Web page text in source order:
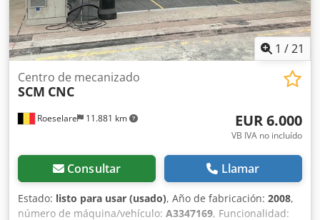
1 /21
Roeselare 11.881 km
Centro de mecanizado
SCM CNC
EUR 6.000
VB IVA no incluído
Consultar Llamar
Estado: listo para usar (usado), Año de fabricación: 2008,
número de máquina/vehículo: A3347169, Funcionalidad: